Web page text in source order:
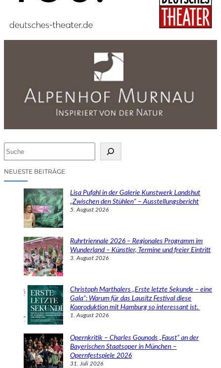
cNEUESTE BEITRÄGE
Lisa Pufahl in der Galerie Kunstwerk Landshut
„Zwischen den Stühlen“ – Ausstellungsbericht
5. August 2026
Ruhrtriennale 2026 – Regionales Programm im
Wunderland – Künstler, Termine und freier Eintritt
3. August 2026
Christoph Marthalers „Erste letzte Sekunde – eine
Gala“: Warum für das Lausitz Festival diese
Koproduktion mit Hamburg so interessant ist.
1. August 2026
Opernkritik – Charles Gounods „Faust“ an der
Bayerischen Staatsoper in München –
Opernfestspiele 2026
31. Juli 2026